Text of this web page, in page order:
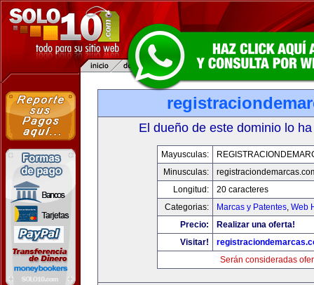
El dueño de este dominio lo
Mayusculas:
Minusculas:
Longitud:
20 caracteres
Categorias:
Marcas y Patentes, Web
Precio:
Realizar una oferta!
Visitar!
Serán consideradas